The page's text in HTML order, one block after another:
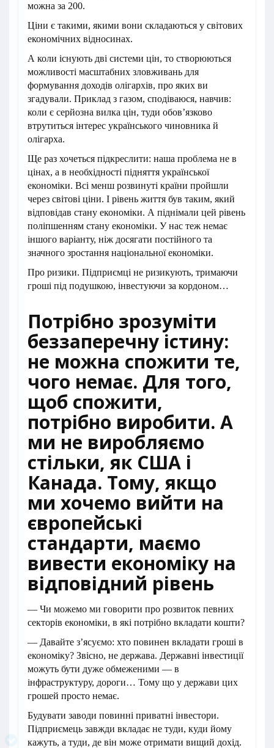
можна за 200.
Ціни є такими, якими вони складаються у світових
економічних відносинах.
А коли існують дві системи цін, то створюються
можливості масштабних зловживань для
формування доходів олігархів, про яких ви
згадували. Приклад з газом, сподіваюся, навчив:
коли є серйозна вилка цін, туди обов’язково
втрутиться інтерес українського чиновника й
олігарха.
Ще раз хочеться підкреслити: наша проблема не в
цінах, а в необхідності підняття української
економіки. Всі менш розвинуті країни пройшли
через світові ціни. І рівень життя був таким, який
відповідав стану економіки. А піднімали цей рівень
поліпшенням стану економіки. У нас теж немає
іншого варіанту, ніж досягати постійного та
значного зростання національної економіки.
Про ризики. Підприємці не ризикують, тримаючи
гроші під подушкою, інвестуючи за кордоном…
Потрібно зрозуміти
беззаперечну істину:
не можна спожити те,
чого немає. Для того,
щоб спожити,
потрібно виробити. А
ми не виробляємо
стільки, як США і
Канада. Тому, якщо
ми хочемо вийти на
європейські
стандарти, маємо
вивести економіку на
відповідний рівень
— Чи можемо ми говорити про розвиток певних
секторів економіки, в які потрібно вкладати кошти?
— Давайте з’ясуємо: хто повинен вкладати гроші в
економіку? Звісно, не держава. Державні інвестиції
можуть бути дуже обмеженими — в
інфраструктуру, дороги… Тому що у держави цих
грошей просто немає.
Будувати заводи повинні приватні інвестори.
Підприємець завжди вкладає не туди, куди йому
кажуть, а туди, де він може отримати вищий дохід.